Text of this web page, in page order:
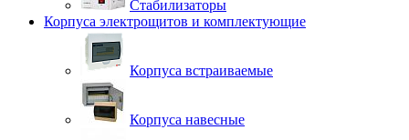
Стабилизаторы
Корпуса электрощитов и комплектующие
Корпуса встраиваемые
Корпуса навесные